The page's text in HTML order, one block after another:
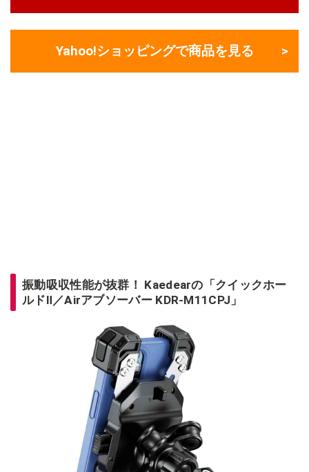
Yahoo!ショッピングで商品を見る
振動吸収性能が抜群！ Kaedearの「クイックホー
ルドⅡ／Airアブソーバー KDR-M11CPJ」